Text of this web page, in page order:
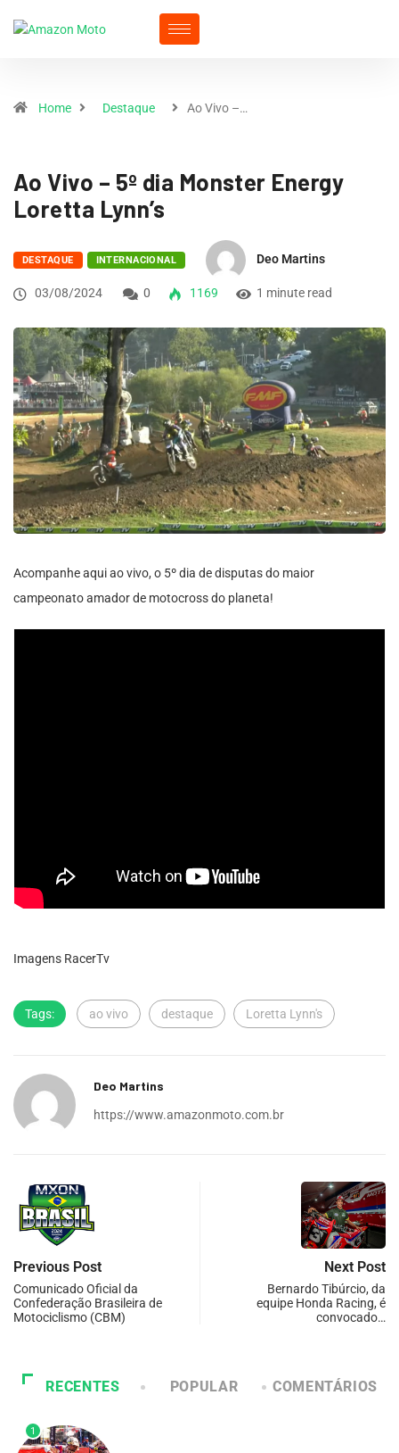
Home Destaque Ao Vivo –…
Ao Vivo – 5º dia Monster Energy
Loretta Lynn’s
DESTAQUE INTERNACIONAL Deo Martins
03/08/2024 0 1169 1 minute read
Acompanhe aqui ao vivo, o 5º dia de disputas do maior
campeonato amador de motocross do planeta!
Imagens RacerTv
Tags: ao vivo destaque Loretta Lynn's
Deo Martins
https://www.amazonmoto.com.br
Previous Post
Comunicado Oficial da
Confederação Brasileira de
Motociclismo (CBM)
Next Post
Bernardo Tibúrcio, da
equipe Honda Racing, é
convocado…
RECENTES POPULAR COMENTÁRIOS
1